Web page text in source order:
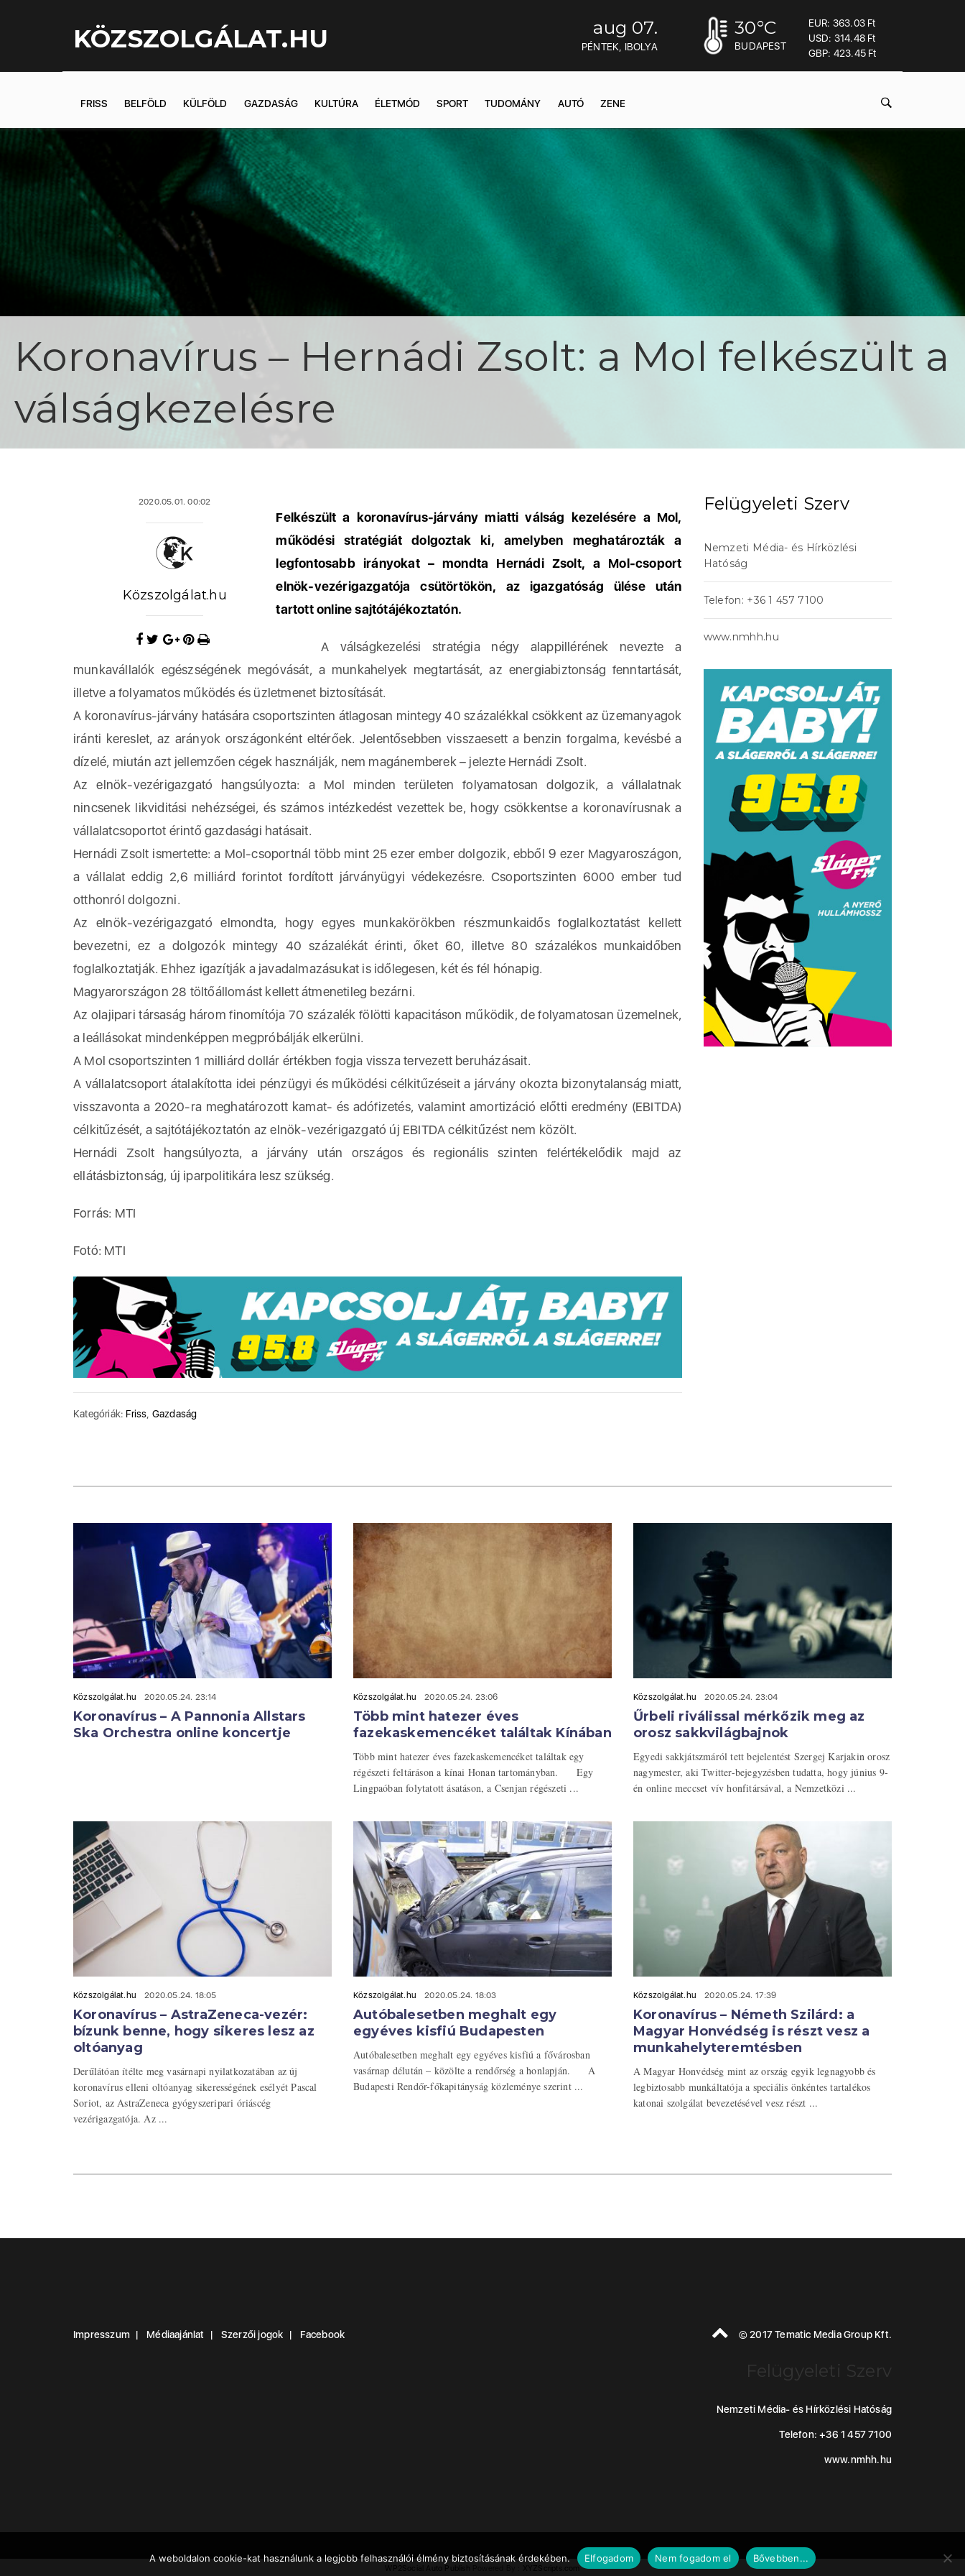
KÖZSZOLGÁLAT.HU aug 07.
PÉNTEK, IBOLYA
30°C
BUDAPEST
EUR: 363.03 Ft
USD: 314.48 Ft
GBP: 423.45 Ft
FRISS BELFÖLD KÜLFÖLD GAZDASÁG KULTÚRA ÉLETMÓD SPORT TUDOMÁNY AUTÓ ZENE
Koronavírus – Hernádi Zsolt: a Mol felkészült a
válságkezelésre
2020.05.01. 00:02
Közszolgálat.hu
Felkészült a koronavírus-járvány miatti válság kezelésére a Mol,
működési stratégiát dolgoztak ki, amelyben meghatározták a
legfontosabb irányokat – mondta Hernádi Zsolt, a Mol-csoport
elnök-vezérigazgatója csütörtökön, az igazgatóság ülése után
tartott online sajtótájékoztatón.
A válságkezelési stratégia négy alappillérének nevezte a
munkavállalók egészségének megóvását, a munkahelyek megtartását, az energiabiztonság fenntartását,
illetve a folyamatos működés és üzletmenet biztosítását.
A koronavírus-járvány hatására csoportszinten átlagosan mintegy 40 százalékkal csökkent az üzemanyagok
iránti kereslet, az arányok országonként eltérőek. Jelentősebben visszaesett a benzin forgalma, kevésbé a
dízelé, miután azt jellemzően cégek használják, nem magánemberek – jelezte Hernádi Zsolt.
Az elnök-vezérigazgató hangsúlyozta: a Mol minden területen folyamatosan dolgozik, a vállalatnak
nincsenek likviditási nehézségei, és számos intézkedést vezettek be, hogy csökkentse a koronavírusnak a
vállalatcsoportot érintő gazdasági hatásait.
Hernádi Zsolt ismertette: a Mol-csoportnál több mint 25 ezer ember dolgozik, ebből 9 ezer Magyaroszágon,
a vállalat eddig 2,6 milliárd forintot fordított járványügyi védekezésre. Csoportszinten 6000 ember tud
otthonról dolgozni.
Az elnök-vezérigazgató elmondta, hogy egyes munkakörökben részmunkaidős foglalkoztatást kellett
bevezetni, ez a dolgozók mintegy 40 százalékát érinti, őket 60, illetve 80 százalékos munkaidőben
foglalkoztatják. Ehhez igazítják a javadalmazásukat is időlegesen, két és fél hónapig.
Magyarországon 28 töltőállomást kellett átmenetileg bezárni.
Az olajipari társaság három finomítója 70 százalék fölötti kapacitáson működik, de folyamatosan üzemelnek,
a leállásokat mindenképpen megpróbálják elkerülni.
A Mol csoportszinten 1 milliárd dollár értékben fogja vissza tervezett beruházásait.
A vállalatcsoport átalakította idei pénzügyi és működési célkitűzéseit a járvány okozta bizonytalanság miatt,
visszavonta a 2020-ra meghatározott kamat- és adófizetés, valamint amortizáció előtti eredmény (EBITDA)
célkitűzését, a sajtótájékoztatón az elnök-vezérigazgató új EBITDA célkitűzést nem közölt.
Hernádi Zsolt hangsúlyozta, a járvány után országos és regionális szinten felértékelődik majd az
ellátásbiztonság, új iparpolitikára lesz szükség.
Forrás: MTI
Fotó: MTI
Kategóriák: Friss, Gazdaság
Felügyeleti Szerv
Nemzeti Média- és Hírközlési
Hatóság
Telefon: +36 1 457 7100
www.nmhh.hu
Közszolgálat.hu 2020.05.24. 23:14
Koronavírus – A Pannonia Allstars
Ska Orchestra online koncertje
Közszolgálat.hu 2020.05.24. 23:06
Több mint hatezer éves
fazekaskemencéket találtak Kínában
Több mint hatezer éves fazekaskemencéket találtak egy
régészeti feltáráson a kínai Honan tartományban. Egy
Lingpaóban folytatott ásatáson, a Csenjan régészeti ...
Közszolgálat.hu 2020.05.24. 23:04
Űrbeli riválissal mérkőzik meg az
orosz sakkvilágbajnok
Egyedi sakkjátszmáról tett bejelentést Szergej Karjakin orosz
nagymester, aki Twitter-bejegyzésben tudatta, hogy június 9-
én online meccset vív honfitársával, a Nemzetközi ...
Közszolgálat.hu 2020.05.24. 18:05
Koronavírus – AstraZeneca-vezér:
bízunk benne, hogy sikeres lesz az
oltóanyag
Derűlátóan ítélte meg vasárnapi nyilatkozatában az új
koronavírus elleni oltóanyag sikerességének esélyét Pascal
Soriot, az AstraZeneca gyógyszeripari óriáscég
vezérigazgatója. Az ...
Közszolgálat.hu 2020.05.24. 18:03
Autóbalesetben meghalt egy
egyéves kisfiú Budapesten
Autóbalesetben meghalt egy egyéves kisfiú a fővárosban
vasárnap délután – közölte a rendőrség a honlapján. A
Budapesti Rendőr-főkapitányság közleménye szerint ...
Közszolgálat.hu 2020.05.24. 17:39
Koronavírus – Németh Szilárd: a
Magyar Honvédség is részt vesz a
munkahelyteremtésben
A Magyar Honvédség mint az ország egyik legnagyobb és
legbiztosabb munkáltatója a speciális önkéntes tartalékos
katonai szolgálat bevezetésével vesz részt ...
Impresszum Médiaajánlat Szerzői jogok Facebook © 2017 Tematic Media Group Kft.
Felügyeleti Szerv
Nemzeti Média- és Hírközlési Hatóság
Telefon: +36 1 457 7100
www.nmhh.hu
A weboldalon cookie-kat használunk a legjobb felhasználói élmény biztosításának érdekében. Elfogadom Nem fogadom el Bővebben...